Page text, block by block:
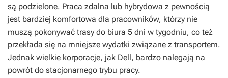
są podzielone. Praca zdalna lub hybrydowa z pewnością
jest bardziej komfortowa dla pracowników, którzy nie
muszą pokonywać trasy do biura 5 dni w tygodniu, co też
przekłada się na mniejsze wydatki związane z transportem.
Jednak wielkie korporacje, jak Dell, bardzo nalegają na
powrót do stacjonarnego trybu pracy.